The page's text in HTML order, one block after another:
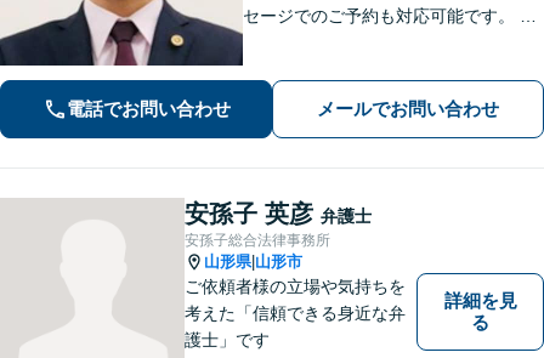
セージでのご予約も対応可能です。 LI
in.ee/uFqpYWb
電話でお問い合わせ メールでお問い合わせ
安孫子 英彦 弁護士
安孫子総合法律事務所
山形県| 山形市
ご依頼者様の立場や気持ちを
考えた「信頼できる身近な弁
護士」です
詳細を見
る